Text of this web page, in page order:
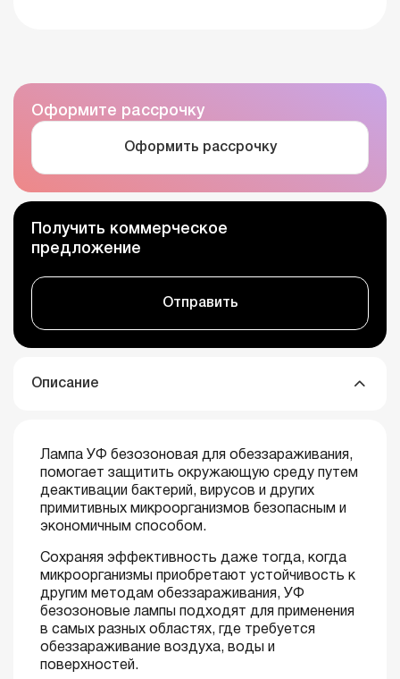
Оформите рассрочку
Оформить рассрочку
Получить коммерческое
предложение
Отправить
Описание
Лампа УФ безозоновая для обеззараживания,
помогает защитить окружающую среду путем
деактивации бактерий, вирусов и других
примитивных микроорганизмов безопасным и
экономичным способом.
Сохраняя эффективность даже тогда, когда
микроорганизмы приобретают устойчивость к
другим методам обеззараживания, УФ
безозоновые лампы подходят для применения
в самых разных областях, где требуется
обеззараживание воздуха, воды и
поверхностей.